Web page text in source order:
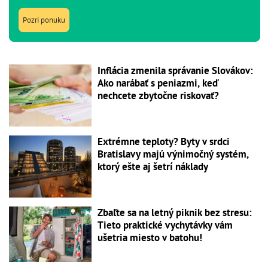
Pozri ponuku
Inflácia zmenila správanie Slovákov:
Ako narábať s peniazmi, keď
nechcete zbytočne riskovať?
Extrémne teploty? Byty v srdci
Bratislavy majú výnimočný systém,
ktorý ešte aj šetrí náklady
Zbaľte sa na letný piknik bez stresu:
Tieto praktické vychytávky vám
ušetria miesto v batohu!